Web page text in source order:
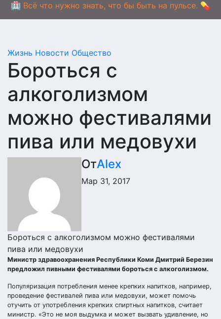
🏥 Всё что нужно знать, что бы быть на пульсе. 💊
Жизнь Новости Общество
Бороться с
алкоголизмом
можно фестивалями
пива или медовухи
ОтAlex
Мар 31, 2017
Бороться с алкоголизмом можно фестивалями
пива или медовухи
Министр здравоохранения Республики Коми Дмитрий Березин
предложил пивными фестивалями бороться с алкоголизмом.
Популяризация потребления менее крепких напитков, например,
проведение фестивалей пива или медовухи, может помочь
отучить от употребления крепких спиртных напитков, считает
министр. «Это не моя выдумка и может вызвать удивление, но